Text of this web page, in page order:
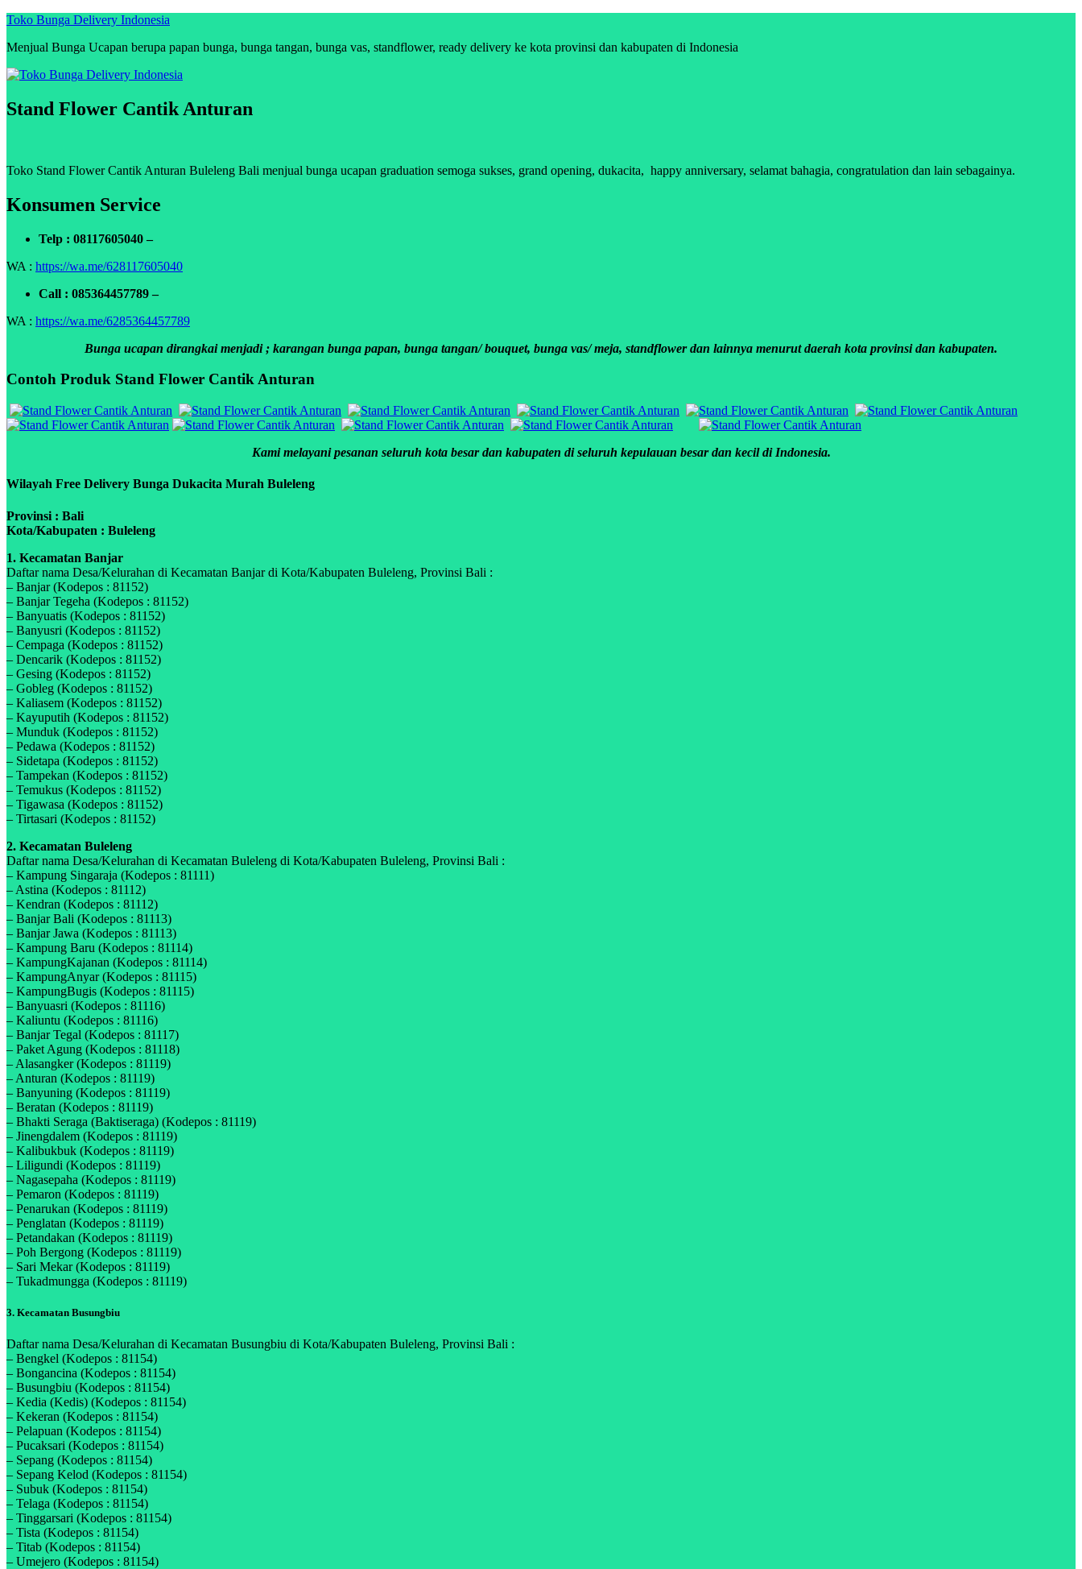
Skip
content
Toko Bunga Delivery Indonesia
Menjual Bunga Ucapan berupa papan bunga, bunga tangan, bunga vas, standflower, ready delivery ke kota provinsi dan kabupaten di Indonesia
Stand Flower Cantik Anturan
Toko Stand Flower Cantik Anturan Buleleng Bali menjual bunga ucapan graduation semoga sukses, grand opening, dukacita, happy anniversary, selamat bahagia, congratulation dan lain sebagainya.
Konsumen Service
Telp : 08117605040 –
WA : https://wa.me/628117605040
Call : 085364457789 –
WA : https://wa.me/6285364457789
Bunga ucapan dirangkai menjadi ; karangan bunga papan, bunga tangan/ bouquet, bunga vas/ meja, standflower dan lainnya menurut daerah kota provinsi dan kabupaten.
Contoh Produk Stand Flower Cantik Anturan
Kami melayani pesanan seluruh kota besar dan kabupaten di seluruh kepulauan besar dan kecil di Indonesia.
Wilayah Free Delivery Bunga Dukacita Murah Buleleng
Provinsi : Bali
Kota/Kabupaten : Buleleng
1. Kecamatan Banjar
Daftar nama Desa/Kelurahan di Kecamatan Banjar di Kota/Kabupaten Buleleng, Provinsi Bali :
– Banjar (Kodepos : 81152)
– Banjar Tegeha (Kodepos : 81152)
– Banyuatis (Kodepos : 81152)
– Banyusri (Kodepos : 81152)
– Cempaga (Kodepos : 81152)
– Dencarik (Kodepos : 81152)
– Gesing (Kodepos : 81152)
– Gobleg (Kodepos : 81152)
– Kaliasem (Kodepos : 81152)
– Kayuputih (Kodepos : 81152)
– Munduk (Kodepos : 81152)
– Pedawa (Kodepos : 81152)
– Sidetapa (Kodepos : 81152)
– Tampekan (Kodepos : 81152)
– Temukus (Kodepos : 81152)
– Tigawasa (Kodepos : 81152)
– Tirtasari (Kodepos : 81152)
2. Kecamatan Buleleng
Daftar nama Desa/Kelurahan di Kecamatan Buleleng di Kota/Kabupaten Buleleng, Provinsi Bali :
– Kampung Singaraja (Kodepos : 81111)
– Astina (Kodepos : 81112)
– Kendran (Kodepos : 81112)
– Banjar Bali (Kodepos : 81113)
– Banjar Jawa (Kodepos : 81113)
– Kampung Baru (Kodepos : 81114)
– KampungKajanan (Kodepos : 81114)
– KampungAnyar (Kodepos : 81115)
– KampungBugis (Kodepos : 81115)
– Banyuasri (Kodepos : 81116)
– Kaliuntu (Kodepos : 81116)
– Banjar Tegal (Kodepos : 81117)
– Paket Agung (Kodepos : 81118)
– Alasangker (Kodepos : 81119)
– Anturan (Kodepos : 81119)
– Banyuning (Kodepos : 81119)
– Beratan (Kodepos : 81119)
– Bhakti Seraga (Baktiseraga) (Kodepos : 81119)
– Jinengdalem (Kodepos : 81119)
– Kalibukbuk (Kodepos : 81119)
– Liligundi (Kodepos : 81119)
– Nagasepaha (Kodepos : 81119)
– Pemaron (Kodepos : 81119)
– Penarukan (Kodepos : 81119)
– Penglatan (Kodepos : 81119)
– Petandakan (Kodepos : 81119)
– Poh Bergong (Kodepos : 81119)
– Sari Mekar (Kodepos : 81119)
– Tukadmungga (Kodepos : 81119)
3. Kecamatan Busungbiu
Daftar nama Desa/Kelurahan di Kecamatan Busungbiu di Kota/Kabupaten Buleleng, Provinsi Bali :
– Bengkel (Kodepos : 81154)
– Bongancina (Kodepos : 81154)
– Busungbiu (Kodepos : 81154)
– Kedia (Kedis) (Kodepos : 81154)
– Kekeran (Kodepos : 81154)
– Pelapuan (Kodepos : 81154)
– Pucaksari (Kodepos : 81154)
– Sepang (Kodepos : 81154)
– Sepang Kelod (Kodepos : 81154)
– Subuk (Kodepos : 81154)
– Telaga (Kodepos : 81154)
– Tinggarsari (Kodepos : 81154)
– Tista (Kodepos : 81154)
– Titab (Kodepos : 81154)
– Umejero (Kodepos : 81154)